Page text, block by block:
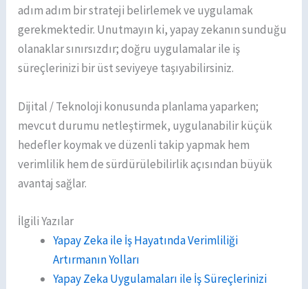
adım adım bir strateji belirlemek ve uygulamak
gerekmektedir. Unutmayın ki, yapay zekanın sunduğu
olanaklar sınırsızdır; doğru uygulamalar ile iş
süreçlerinizi bir üst seviyeye taşıyabilirsiniz.
Dijital / Teknoloji konusunda planlama yaparken;
mevcut durumu netleştirmek, uygulanabilir küçük
hedefler koymak ve düzenli takip yapmak hem
verimlilik hem de sürdürülebilirlik açısından büyük
avantaj sağlar.
İlgili Yazılar
Yapay Zeka ile İş Hayatında Verimliliği
Artırmanın Yolları
Yapay Zeka Uygulamaları ile İş Süreçlerinizi